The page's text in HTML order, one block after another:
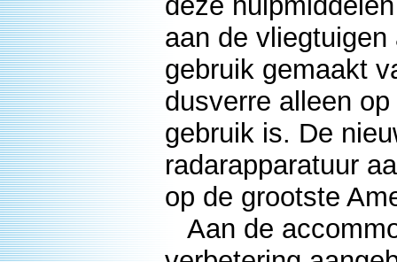
aan de
gebruik gemaakt
dusverre alleen
gebruik is. De
radarapparatuur
op de grootste
Aan de